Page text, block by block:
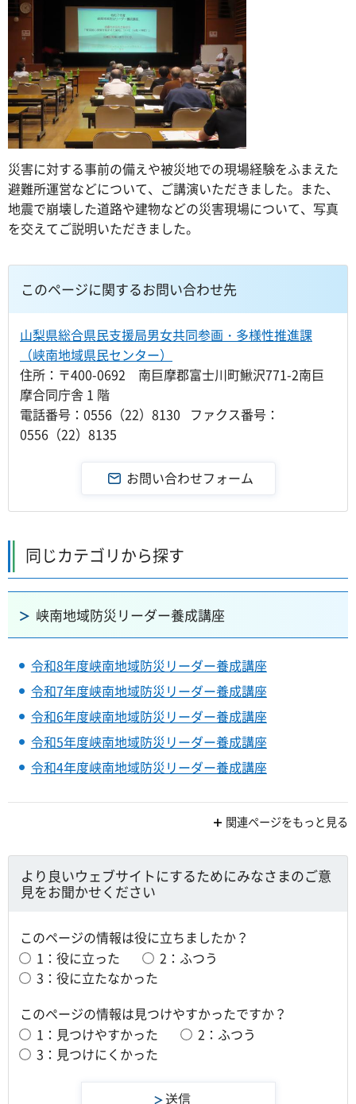
災害に対する事前の備えや被災地での現場経験をふまえた
避難所運営などについて、ご講演いただきました。また、
地震で崩壊した道路や建物などの災害現場について、写真
を交えてご説明いただきました。
このページに関するお問い合わせ先
山梨県総合県民支援局男女共同参画・多様性推進課
（峡南地域県民センター）
住所：〒400-0692 南巨摩郡富士川町鰍沢771-2南巨
摩合同庁舎 1 階
電話番号：0556（22）8130 ファクス番号：
0556（22）8135
同じカテゴリから探す
峡南地域防災リーダー養成講座
令和8年度峡南地域防災リーダー養成講座
令和7年度峡南地域防災リーダー養成講座
令和6年度峡南地域防災リーダー養成講座
令和5年度峡南地域防災リーダー養成講座
令和4年度峡南地域防災リーダー養成講座
関連ページをもっと見る
より良いウェブサイトにするためにみなさまのご意
見をお聞かせください
このページの情報は役に立ちましたか？
1：役に立った
2：ふつう
3：役に立たなかった
このページの情報は見つけやすかったですか？
1：見つけやすかった
2：ふつう
3：見つけにくかった